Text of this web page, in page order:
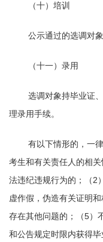
（十）培训
公示通过的选调对
（十一）录用
选调对象持毕业证
理录用手续。
有以下情形的，一
考生和有关责任人的相
法违纪违规行为的；（2
虚作假，伪造有关证明
存在其他问题的；（5）
和公告规定时限内获得